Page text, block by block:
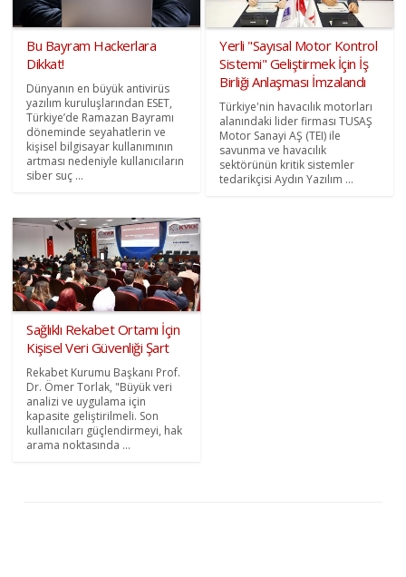
Bu Bayram Hackerlara
Dikkat!
Dünyanın en büyük antivirüs
yazılım kuruluşlarından ESET,
Türkiye’de Ramazan Bayramı
döneminde seyahatlerin ve
kişisel bilgisayar kullanımının
artması nedeniyle kullanıcıların
siber suç ...
Yerli "Sayısal Motor Kontrol
Sistemi" Geliştirmek İçin İş
Birliği Anlaşması İmzalandı
Türkiye'nin havacılık motorları
alanındaki lider firması TUSAŞ
Motor Sanayi AŞ (TEI) ile
savunma ve havacılık
sektörünün kritik sistemler
tedarikçisi Aydın Yazılım ...
Sağlıklı Rekabet Ortamı İçin
Kişisel Veri Güvenliği Şart
Rekabet Kurumu Başkanı Prof.
Dr. Ömer Torlak, "Büyük veri
analizi ve uygulama için
kapasite geliştirilmeli. Son
kullanıcıları güçlendirmeyi, hak
arama noktasında ...